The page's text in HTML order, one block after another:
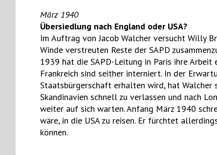
März 1940
Übersiedlung nach England oder USA?
Im Auftrag von Jacob Walcher versucht Willy
Winde verstreuten Reste der SAPD
1939 hat die SAPD-Leitung in Paris ihre
Frankreich sind seither interniert. In der
Staatsbürgerschaft erhalten wird, hat Walcher
Skandinavien schnell zu verlassen und nach
weiter auf sich warten. Anfang März 1940
wäre, in die USA zu reisen. Er fürchtet
können.